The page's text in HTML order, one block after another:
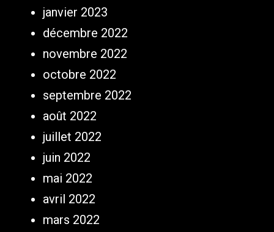
janvier 2023
décembre 2022
novembre 2022
octobre 2022
septembre 2022
août 2022
juillet 2022
juin 2022
mai 2022
avril 2022
mars 2022